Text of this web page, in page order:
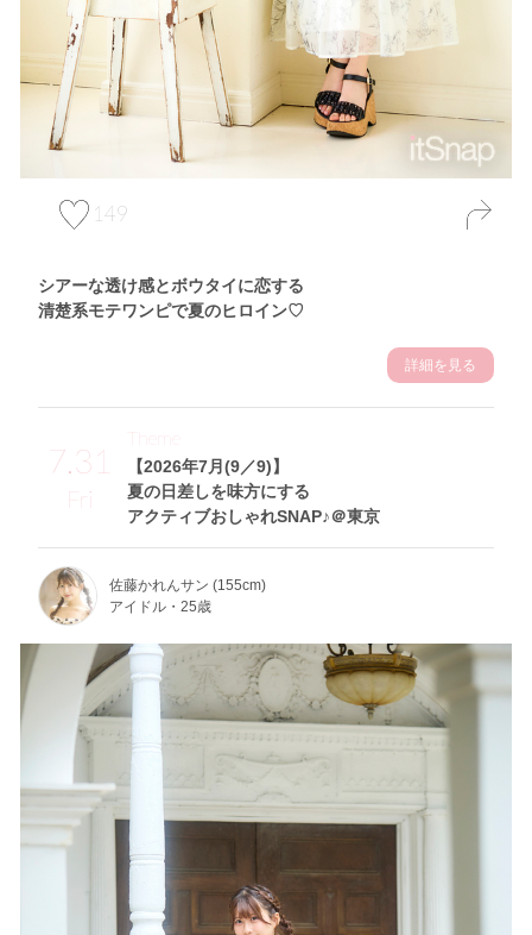
149
シアーな透け感とボウタイに恋する
清楚系モテワンピで夏のヒロイン♡
詳細を見る
7.31
Fri
【2026年7月(9／9)】
夏の日差しを味方にする
アクティブおしゃれSNAP♪＠東京
Theme
佐藤かれんサン (155cm)
アイドル・25歳